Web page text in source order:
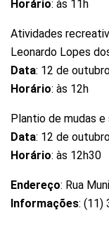
Horário: às 11h
Atividades
Leonardo Lopes
Data: 12 de
Horário: às 12h
Plantio de mudas
Data: 12 de
Horário: às 12h30
Endereço: Rua
Informações: (11)